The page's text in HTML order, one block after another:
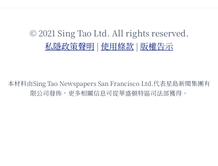
© 2021 Sing Tao Ltd. All rights reserved.
私隱政策聲明 | 使⽤條款 | 版權告⽰
本材料由Sing Tao Newspapers San Francisco Ltd.代表星島新聞集團有
限公司發佈，更多相關信息可從華盛頓特區司法部獲得。